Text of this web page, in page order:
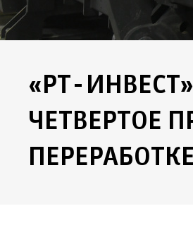
«РТ-
ЧЕТВЕРТОЕ